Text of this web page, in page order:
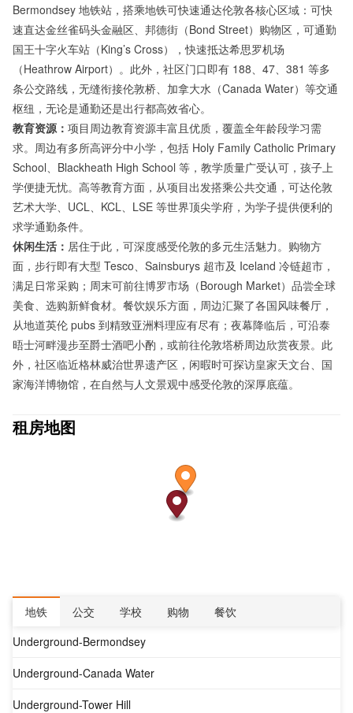
Bermondsey 地铁站，搭乘地铁可快速通达伦敦各核心区域：可快
速直达金丝雀码头金融区、邦德街（Bond Street）购物区，可通勤
国王十字火车站（King’s Cross），快速抵达希思罗机场
（Heathrow Airport）。此外，社区门口即有 188、47、381 等多
条公交路线，无缝衔接伦敦桥、加拿大水（Canada Water）等交通
枢纽，无论是通勤还是出行都高效省心。
教育资源： 项目周边教育资源丰富且优质，覆盖全年龄段学习需
求。周边有多所高评分中小学，包括 Holy Family Catholic Primary
School、Blackheath High School 等，教学质量广受认可，孩子上
学便捷无忧。高等教育方面，从项目出发搭乘公共交通，可达伦敦
艺术大学、UCL、KCL、LSE 等世界顶尖学府，为学子提供便利的
求学通勤条件。
休闲生活： 居住于此，可深度感受伦敦的多元生活魅力。购物方
面，步行即有大型 Tesco、Sainsburys 超市及 Iceland 冷链超市，
满足日常采购；周末可前往博罗市场（Borough Market）品尝全球
美食、选购新鲜食材。餐饮娱乐方面，周边汇聚了各国风味餐厅，
从地道英伦 pubs 到精致亚洲料理应有尽有；夜幕降临后，可沿泰
晤士河畔漫步至爵士酒吧小酌，或前往伦敦塔桥周边欣赏夜景。此
外，社区临近格林威治世界遗产区，闲暇时可探访皇家天文台、国
家海洋博物馆，在自然与人文景观中感受伦敦的深厚底蕴。
租房地图
地铁 公交 学校 购物
餐饮
Underground-Bermondsey
Underground-Canada Water
Underground-Tower Hill